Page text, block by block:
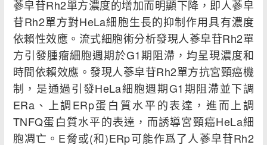
蔘皁苷Rh2單方濃度的增加而明顯下降，即人蔘皁
苷Rh2單方對HeLa細胞生長的抑制作用具有濃度
依賴性效應。流式細胞術分析發現人蔘皁苷Rh2單
方引發腫瘤細胞週期於G1期阻滯，均呈現濃度和
時間依賴效應。發現人蔘皁苷Rh2單方抗宮頸癌機
制，是通過引發HeLa細胞週期G1期阻滯並下調
ERa、上調ERp蛋白質水平的表達，進而上調
TNFQ蛋白質水平的表達，而誘導宮頸癌HeLa細
胞凋亡。E脅或(和)ERp可能作爲了人蔘皁苷Rh2